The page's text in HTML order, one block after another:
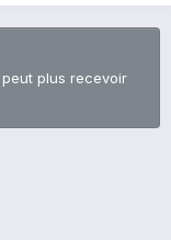
plus recevoir